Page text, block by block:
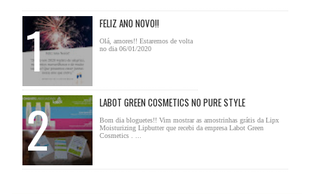
FELIZ ANO NOVO!!
Olá, amores!! Estaremos de volta
no dia 06/01/2020
LABOT GREEN COSMETICS NO PURE STYLE
Bom dia bloguetes!! Vim mostrar as amostrinhas grátis da Lipx
Moisturizing Lipbutter que recebi da empresa Labot Green
Cosmetics . ...